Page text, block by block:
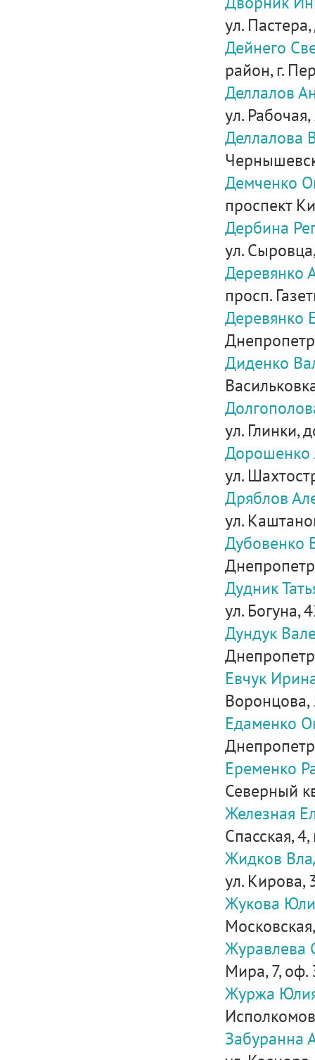
ул.
Дейнего
район, г.
Деллалов
ул.
Деллалова
Демченко
проспект
Дербина
ул.
Деревянко
просп.
Деревянко
Диденко
ул. Глинки,
Дорошенко
ул.
Дряблов
ул.
Дубовенко
Дудник
ул. Богуна,
Дундук
Евчук
Воронцова,
Едаменко
Еременко
Северный
Железная
Спасская,
Жидков
ул. Кирова,
Жукова
Журавлева
Мира, 7, оф.
Журжа
Забуранна